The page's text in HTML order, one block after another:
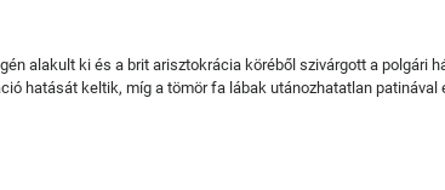
alakult ki és a brit arisztokrácia köréből szivárgott a polgári
hatását keltik, míg a tömör fa lábak utánozhatatlan